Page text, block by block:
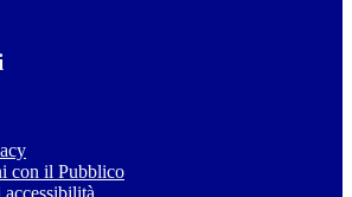
con il Pubblico